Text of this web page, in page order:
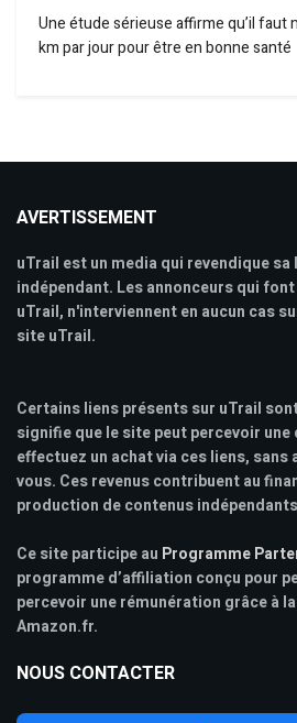
Une étude sérieuse affirme qu’il faut
km par jour pour être en bonne santé
AVERTISSEMENT
uTrail est un media qui revendique
indépendant. Les annonceurs qui
uTrail, n'interviennent en aucun cas
site uTrail.
Certains liens présents sur uTrail
signifie que le site peut percevoir
effectuez un achat via ces liens, sans
vous. Ces revenus contribuent au
production de contenus
Ce site participe au Programme
programme d’affiliation conçu pour
percevoir une rémunération grâce à
Amazon.fr.
NOUS CONTACTER